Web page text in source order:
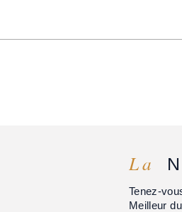
La
Tenez-
Meilleur